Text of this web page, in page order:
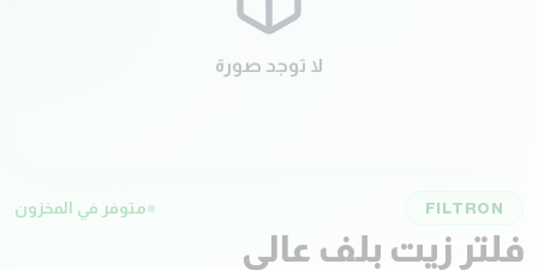
لا توجد صورة
FILTRON متوفر في المخزون
فلتر زيت بلف عالي